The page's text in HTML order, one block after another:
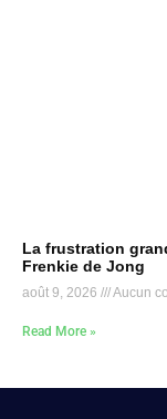
La frustration
Frenkie de Jong
août 9, 2026 Aucun
Read More »